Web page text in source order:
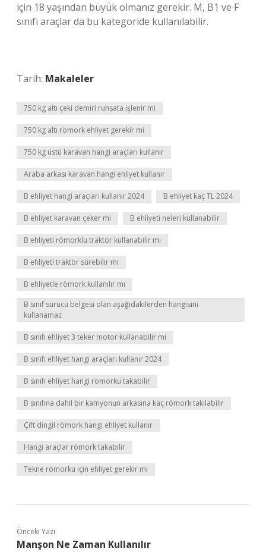
için 18 yaşından büyük olmanız gerekir. M, B1 ve F
sınıfı araçlar da bu kategoride kullanılabilir.
Tarih: Makaleler
750 kg altı çeki demiri ruhsata işlenir mi
750 kg altı römork ehliyet gerekir mi
750 kg üstü karavan hangi araçları kullanır
Araba arkası karavan hangi ehliyet kullanır
B ehliyet hangi araçları kullanır 2024 B ehliyet kaç TL 2024
B ehliyet karavan çeker mi B ehliyeti neleri kullanabilir
B ehliyeti römorklu traktör kullanabilir mi
B ehliyeti traktör sürebilir mi
B ehliyetle römork kullanılır mı
B sınıf sürücü belgesi olan aşağıdakilerden hangisini
kullanamaz
B sınıfı ehliyet 3 teker motor kullanabilir mi
B sınıfı ehliyet hangi araçları kullanır 2024
B sınıfı ehliyet hangi römorku takabilir
B sınıfına dahil bir kamyonun arkasına kaç römork takılabilir
Çift dingil römork hangi ehliyet kullanır
Hangi araçlar römork takabilir
Tekne römorku için ehliyet gerekir mi
Önceki Yazı
Manşon Ne Zaman Kullanılır